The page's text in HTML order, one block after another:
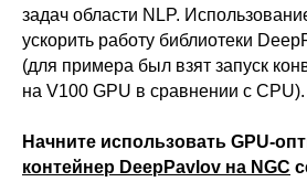
задач области NLP.
ускорить работу библиотеки
(для примера был взят запуск
на V100 GPU в сравнении с CPU).
Начните использовать GPU-
контейнер DeepPavlov на NGC